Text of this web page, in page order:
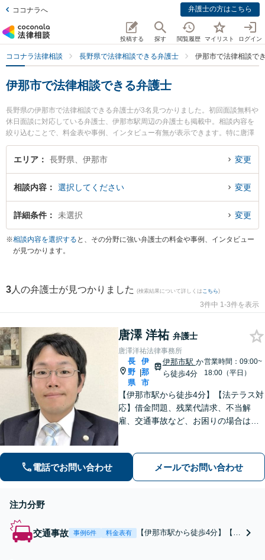
ココナラへ 弁護士の方はこちら
投稿する 探す 閲覧履歴 マイリスト ログイン
ココナラ法律相談 長野県で法律相談できる弁護士 伊那市で法律相談で
伊那市で法律相談できる弁護士
長野県の伊那市で法律相談できる弁護士が3名見つかりました。初回面談無料や
休日面談に対応している弁護士、伊那市駅周辺の弁護士も掲載中。相談内容を
絞り込むことで、料金表や事例、インタビュー有無が表示できます。特に唐澤
洋祐法律事務所の唐澤 洋祐弁護士やひなた法律事務所の太田 明良弁護士、牧田
法律事務所の牧田 豊彦弁護士のプロフィール情報や弁護士費用、強みなどが注
用ください。伊那市で土日や夜間に発生した不倫慰謝料トラブルを今すぐに弁
護士に相談したい』『交通事故の過失割合や後遺障害のトラブル解決の実績豊
富な近くの弁護士を検索したい』『初回相談無料で自己破産や債務整理を法律
おすすめです。
エリア 長野県、伊那市 変更
相談内容 選択してください 変更
詳細条件 未選択 変更
※相談内容を選択する と、その分野に強い弁護士の料金や事例、インタビュー
が見つかります。
3 人の弁護士が見つかりました (検索結果について詳しくは こちら)
3件中 1-3件を表示
唐澤 洋祐 弁護士
唐澤洋祐法律事務所
長
野
県
|
伊
那
市
伊那市駅 か
ら徒歩4分
営業時間：09:00~
18:00（平日）
【伊那市駅から徒歩4分】【法テラス対
応】借金問題、残業代請求、不当解
雇、交通事故など、お困りの場合はす
ます!【秘密厳守】【破産管財人】
電話でお問い合わせ メールでお問い合わせ
注力分野
交通事故 事例6件 料金表有
【伊那市駅から徒歩4分】【被